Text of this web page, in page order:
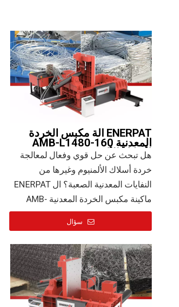
ENERPAT آلة مكبس الخردة
المعدنية AMB-L1480-160
لأسلاك الألمنيوم
هل تبحث عن حل قوي وفعال لمعالجة
خردة أسلاك الألمنيوم وغيرها من
النفايات المعدنية الصعبة؟ ال ENERPAT
ماكينة مكبس الخردة المعدنية AMB-
L1480-160 تم تصميمها لتحويل الخردة
كبيرة الحجم ومنخفضة الكثافة إلى بالات
عالية الكثافة وجاهزة للطحن، مما يزيد
من التخزين والنقل والربحية.
المواصفات الفنية الأساسية:
قوة الضغط: 160 طن
حجم الغرفة: 1400 (طول) × 800
سؤال